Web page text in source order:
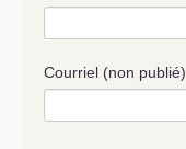
Courriel (non publié)